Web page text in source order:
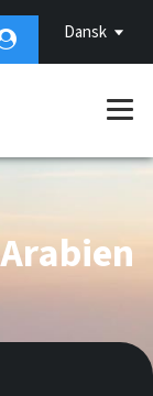
Dansk